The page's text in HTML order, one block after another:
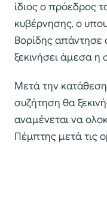
ίδιος ο πρόεδρος
κυβέρνησης, ο
Βορίδης απάντησε
ξεκινήσει άμεσα η
Μετά την
συζήτηση θα
αναμένεται να
Πέμπτης μετά τις